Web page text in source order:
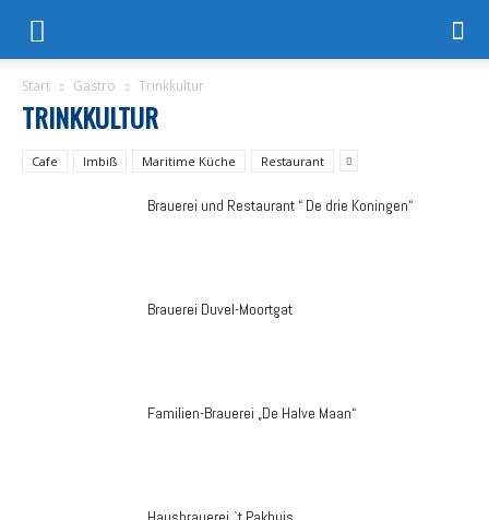
Start Gastro Trinkkultur
TRINKKULTUR
Cafe Imbiß Maritime Küche Restaurant
Brauerei und Restaurant “ De drie Koningen“
Brauerei Duvel-Moortgat
Familien-Brauerei „De Halve Maan“